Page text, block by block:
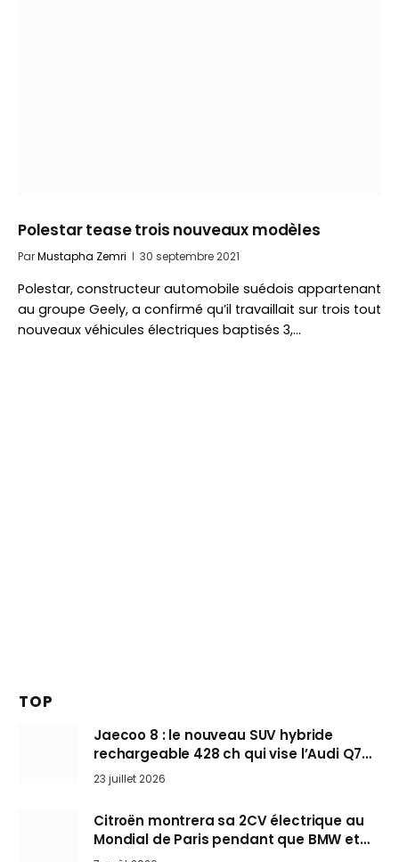
Polestar tease trois nouveaux modèles
ParMustapha Zemri 30 septembre 2021
Polestar, constructeur automobile suédois appartenant
au groupe Geely, a confirmé qu’il travaillait sur trois tout
nouveaux véhicules électriques baptisés 3,…
TOP
Jaecoo 8 : le nouveau SUV hybride
rechargeable 428 ch qui vise l’Audi Q7
arrive en Europe cet automne
23 juillet 2026
Citroën montrera sa 2CV électrique au
Mondial de Paris pendant que BMW et
Mini désertent le salon